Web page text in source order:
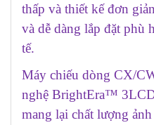
thấp và thiết kế đơn
và dễ dàng lắp đặt phù
tế.
Máy chiếu dòng CX/
nghệ BrightEra™
mang lại chất lượng